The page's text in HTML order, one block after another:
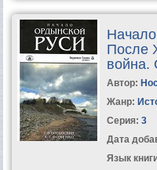
После
война.
Автор:
Жанр:
Серия: 3
Дата
Язык